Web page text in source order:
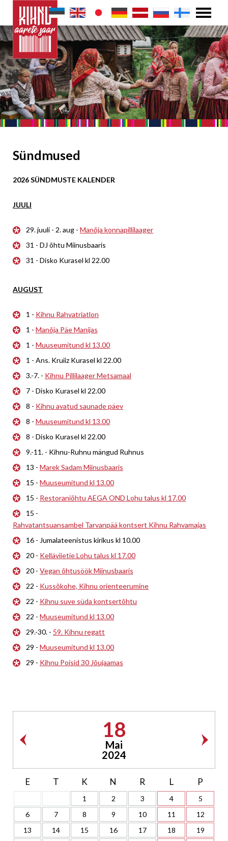
Sündmused
2026 SÜNDMUSTE KALENDER
JUULI
29. juuli - 2. aug - Manõja konnapillilaager
31 - DJ õhtu Miinusbaaris
31 - Disko Kurasel kl 22.00
AUGUST
1 - Kihnu Rahvatriatlon
1 - Manõja Päe Manijas
1 - Muuseumitund kl 13.00
1 - Ans. Kruiiz Kurasel kl 22.00
3.-7. - Kihnu Pillilaager Metsamaal
7 - Disko Kurasel kl 22.00
8 - Kihnu avatud saunade päev
8 - Muuseumitund kl 13.00
8 - Disko Kurasel kl 22.00
9.-11. - Kihnu-Ruhnu mängud Ruhnus
13 - Marek Sadam Miinusbaaris
15 - Muuseumitund kl 13.00
15 - Restoraniõhtu AEGA OND Lohu talus kl 17.00
15 -
Rahvatantsuansambel Tarvanpää kontsert Kihnu Rahvamajas
16 - Jumalateenistus kirikus kl 10.00
20 - Kelläviietie Lohu talus kl 17.00
20 - Vegan õhtusöök Miinusbaaris
22 - Kussõkohe, Kihnu orienteerumine
22 - Kihnu suve süda kontsertõhtu
22 - Muuseumitund kl 13.00
29.-30. - 59. Kihnu regatt
29 - Muuseumitund kl 13.00
29 - Kihnu Poisid 30 Jõujaamas
18
Mai
2024
E T K N R L P
1 2 3 4
5
6
7 8 9 10 11
12
13
14 15 16 17 18
19